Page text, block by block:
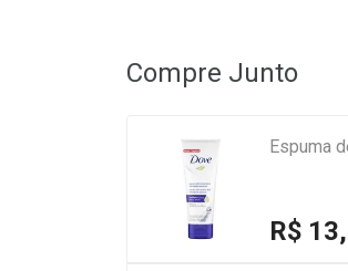
Compre Junto
Espuma
R$